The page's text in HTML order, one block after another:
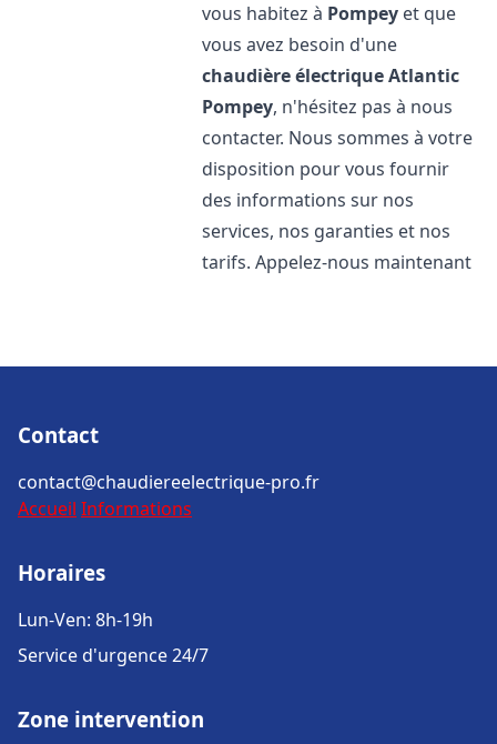
vous habitez à Pompey et que
vous avez besoin d'une
chaudière électrique Atlantic
Pompey, n'hésitez pas à nous
contacter. Nous sommes à votre
disposition pour vous fournir
des informations sur nos
services, nos garanties et nos
tarifs. Appelez-nous maintenant
Contact
contact@chaudiereelectrique-pro.fr
Accueil Informations
Horaires
Lun-Ven: 8h-19h
Service d'urgence 24/7
Zone intervention